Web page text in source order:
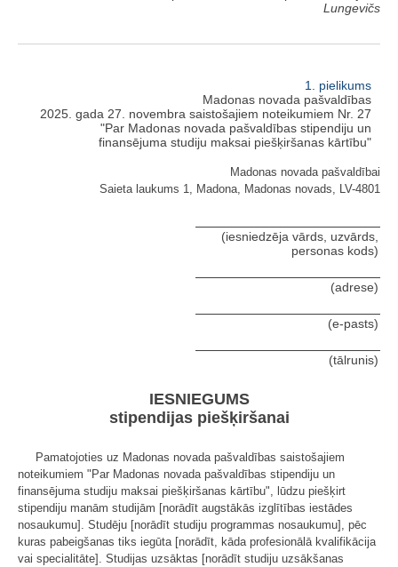
Lungevičs
1. pielikums
Madonas novada pašvaldības
2025. gada 27. novembra saistošajiem noteikumiem Nr. 27
"Par Madonas novada pašvaldības stipendiju un
finansējuma studiju maksai piešķiršanas kārtību"
Madonas novada pašvaldībai
Saieta laukums 1, Madona, Madonas novads, LV-4801
(iesniedzēja vārds, uzvārds,
personas kods)
(adrese)
(e-pasts)
(tālrunis)
IESNIEGUMS
stipendijas piešķiršanai
Pamatojoties uz Madonas novada pašvaldības saistošajiem
noteikumiem "Par Madonas novada pašvaldības stipendiju un
finansējuma studiju maksai piešķiršanas kārtību", lūdzu piešķirt
stipendiju manām studijām [norādīt augstākās izglītības iestādes
nosaukumu]. Studēju [norādīt studiju programmas nosaukumu], pēc
kuras pabeigšanas tiks iegūta [norādīt, kāda profesionālā kvalifikācija
vai specialitāte]. Studijas uzsāktas [norādīt studiju uzsākšanas